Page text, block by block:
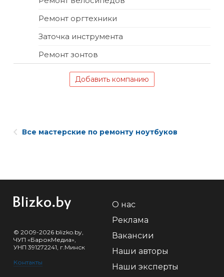
Ремонт оргтехники
Заточка инструмента
Ремонт зонтов
Добавить компанию
Все мастерские по ремонту ноутбуков
© 2009-2026 blizko.by,
ЧУП «БарокМедиа»,
УНП 391272241, г.Минск
Контакты
О нас
Реклама
Вакансии
Наши авторы
Наши эксперты